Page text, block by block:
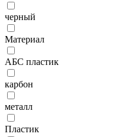
черный
Материал
АБС пластик
карбон
металл
Пластик